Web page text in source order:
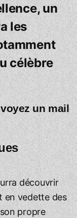
un
les
célèbre
un mail
découvrir
en vedette des
propre